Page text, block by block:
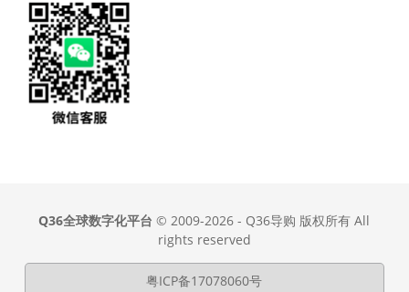
Q36全球数字化平台 © 2009-2026 - Q36导购 版权所有 All
rights reserved
粤ICP备17078060号